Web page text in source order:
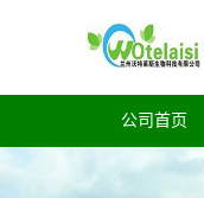
公司首页